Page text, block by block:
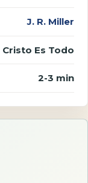
J. R. Miller
Cristo Es Todo
2-3 min